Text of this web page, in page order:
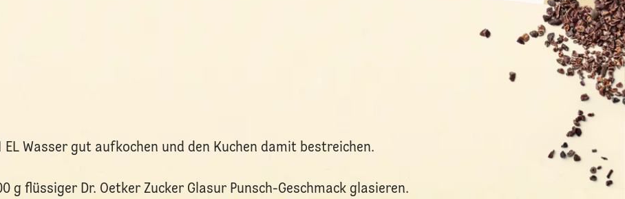
Wasser gut aufkochen und den Kuchen damit bestreichen.
g flüssiger Dr. Oetker Zucker Glasur Punsch-Geschmack glasieren.